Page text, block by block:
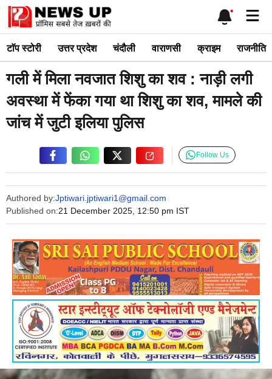
Skip
content
टाॅप स्टोरी उत्तर प्रदेश चंदौली वाराणसी क्राइम राजनीति
गली में मिला नवजात शिशु का शव : नाड़ी लगी
अवस्था में फेंका गया था शिशु का शव, मामले की
जांच में जुटी इलिया पुलिस
Authored by:Jptiwari.jptiwari1@gmail.com
Published on:21 December 2025, 12:50 pm IST
Follow Us